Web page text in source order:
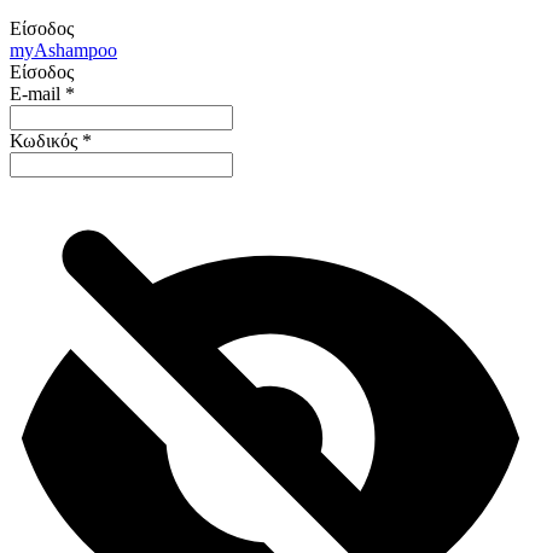
Είσοδος
myAshampoo
Είσοδος
E-mail *
Κωδικός *